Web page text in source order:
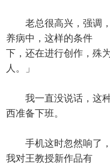
老总很高兴，强调，
养病中，这样的条件
下，还在进行创作，殊
人。」
我一直没说话，这种
西准备下班。
手机这时忽然响了，
我对王教授新作品有